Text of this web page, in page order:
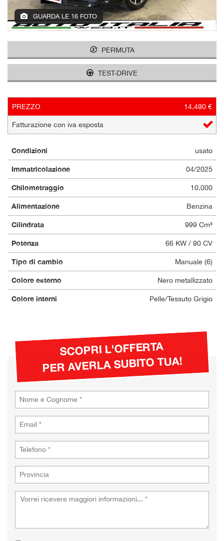
GUARDA LE 16 FOTO
PERMUTA
TEST-DRIVE
PREZZO 14.490 €
Fatturazione con iva esposta
Condizioni usato
Immatricolazione 04/2025
Chilometraggio 10.000
Alimentazione Benzina
Cilindrata 999 Cm³
Potenza 66 KW / 90 CV
Tipo di cambio Manuale (6)
Colore esterno Nero metallizzato
Colore interni Pelle/Tessuto Grigio
SCOPRI L'OFFERTA
PER AVERLA SUBITO TUA!